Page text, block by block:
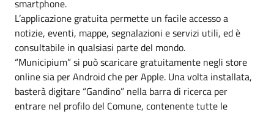
smartphone.
L’applicazione gratuita permette un facile accesso a
notizie, eventi, mappe, segnalazioni e servizi utili, ed è
consultabile in qualsiasi parte del mondo.
“Municipium” si può scaricare gratuitamente negli store
online sia per Android che per Apple. Una volta installata,
basterà digitare “Gandino” nella barra di ricerca per
entrare nel profilo del Comune, contenente tutte le